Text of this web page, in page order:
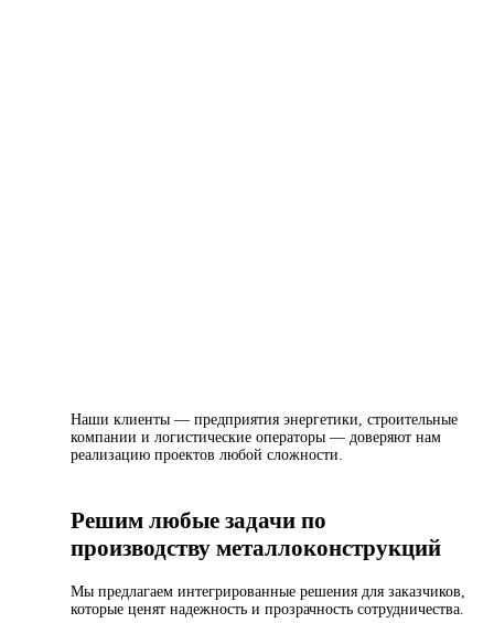
Наши клиенты — предприятия энергетики, строительные
компании и логистические операторы — доверяют нам
реализацию проектов любой сложности.
Решим любые задачи по
производству металлоконструкций
Мы предлагаем интегрированные решения для заказчиков,
которые ценят надежность и прозрачность сотрудничества.